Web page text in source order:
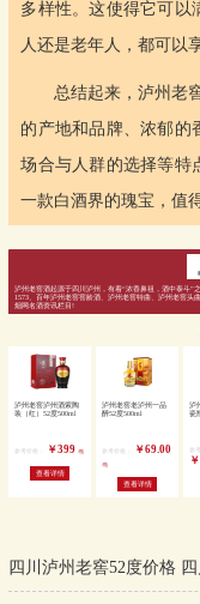
多样性。这使得它可以
人还是老年人，都可以
总结起来，泸州老
的产地和品牌、浓郁的
场合与人群的选择等特
一款白酒界的瑰宝，值
泸州老窖酒起源于四川泸州，有着“浓香鼻祖，酒中泰斗
1573、百年泸州老窖窖龄酒、泸州老窖特曲、泸州老窖
烟网名酒资讯栏目!
泸州老窖泸州酒紫陶
装（红）52度500ml
￥399 /瓶
查看详情
泸州老窖老泸州一品
醉52度500ml
￥69.00
/瓶
查看详情
泸
瓷
四川泸州老窖52度价格